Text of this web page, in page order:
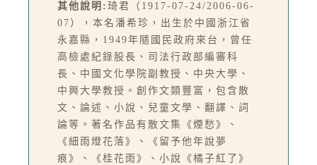
其他說明: 琦君（1917-07-24/2006-06-
07），本名潘希珍，出生於中國浙江省
永嘉縣，1949年隨國民政府來台，曾任
高檢處紀錄股長、司法行政部編審科
長、中國文化學院副教授、中央大學、
中興大學教授。創作文類豐富，包含散
文、論述、小說、兒童文學、翻譯、詞
論等。著名作品有散文集《煙愁》、
《細雨燈花落》、《留予他年說夢
痕》、《桂花雨》、小說《橘子紅了》